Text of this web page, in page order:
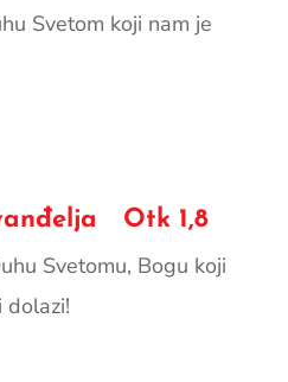
Svetom koji nam je
Otk 1,8
Svetomu, Bogu koji
dolazi!